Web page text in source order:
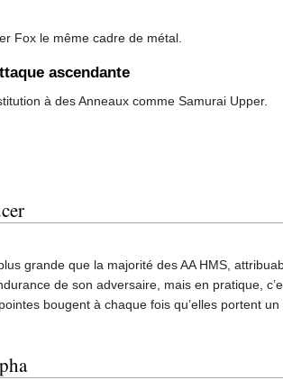
Fox le même cadre de métal.
ascendante
à des Anneaux comme Samurai Upper.
grande que la majorité des AA HMS,
de son adversaire, mais en pratique,
bougent à chaque fois qu’elles portent